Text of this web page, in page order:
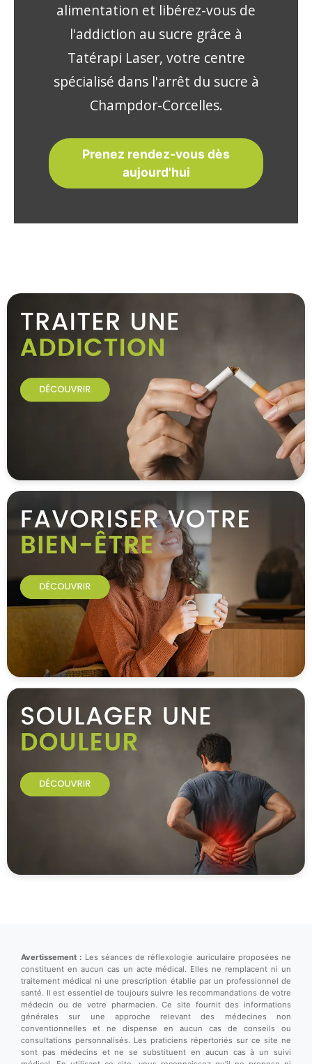
alimentation et libérez-vous de
l'addiction au sucre grâce à
Tatérapi Laser, votre centre
spécialisé dans l'arrêt du sucre à
Champdor-Corcelles.
Prenez rendez-vous dès
aujourd'hui
Avertissement : Les séances de réflexologie auriculaire proposées ne
constituent en aucun cas un acte médical. Elles ne remplacent ni un
traitement médical ni une prescription établie par un professionnel de
santé. Il est essentiel de toujours suivre les recommandations de votre
médecin ou de votre pharmacien. Ce site fournit des informations
générales sur une approche relevant des médecines non
conventionnelles et ne dispense en aucun cas de conseils ou
consultations personnalisés. Les praticiens répertoriés sur ce site ne
sont pas médecins et ne se substituent en aucun cas à un suivi